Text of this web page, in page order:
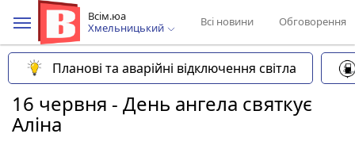
Всім.юа
Хмельницький
Всі новини Обговорення
Планові та аварійні відключення світла
16 червня - День ангела святкує
Аліна